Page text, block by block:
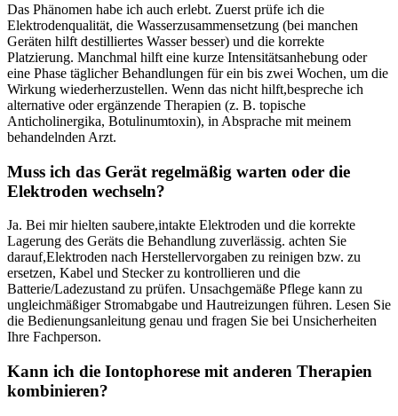
Das⁣ Phänomen ⁢habe ich auch erlebt. Zuerst‍ prüfe ich die
Elektrodenqualität,⁣ die ‍Wasserzusammensetzung (bei manchen
Geräten hilft destilliertes Wasser⁣ besser) ⁤und die korrekte
Platzierung. Manchmal hilft eine kurze Intensitätsanhebung ⁢oder
eine Phase täglicher Behandlungen für ein bis zwei Wochen, um‌ die
Wirkung wiederherzustellen. Wenn das nicht hilft,bespreche ich
alternative​ oder ergänzende Therapien (z. B. topische
Anticholinergika, Botulinumtoxin), in Absprache mit meinem
behandelnden Arzt.
Muss ich das ‌Gerät regelmäßig warten oder die
Elektroden wechseln?
Ja. Bei mir hielten⁢ saubere,intakte ​Elektroden und die korrekte
Lagerung des Geräts die Behandlung zuverlässig.⁢ achten Sie
‍darauf,Elektroden nach Herstellervorgaben zu reinigen bzw. zu
ersetzen, Kabel und Stecker ⁢zu kontrollieren und die
Batterie/Ladezustand zu‌ prüfen. Unsachgemäße ⁢Pflege kann zu
ungleichmäßiger ‌Stromabgabe und Hautreizungen⁤ führen. Lesen Sie
die ⁤Bedienungsanleitung genau und fragen Sie bei⁢ Unsicherheiten
Ihre Fachperson.
Kann ich‍ die Iontophorese mit anderen‍ Therapien
‌kombinieren?